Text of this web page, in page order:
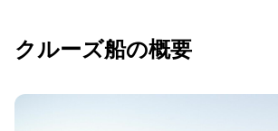
クルーズ船の概要